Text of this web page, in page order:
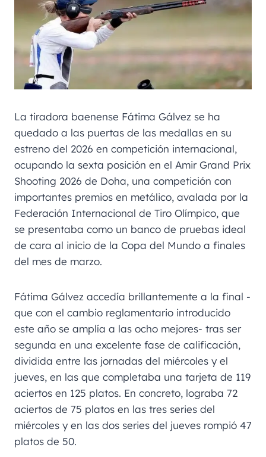
La tiradora baenense Fátima Gálvez se ha
quedado a las puertas de las medallas en su
estreno del 2026 en competición internacional,
ocupando la sexta posición en el Amir Grand Prix
Shooting 2026 de Doha, una competición con
importantes premios en metálico, avalada por la
Federación Internacional de Tiro Olímpico, que
se presentaba como un banco de pruebas ideal
de cara al inicio de la Copa del Mundo a finales
del mes de marzo.
Fátima Gálvez accedía brillantemente a la final -
que con el cambio reglamentario introducido
este año se amplía a las ocho mejores- tras ser
segunda en una excelente fase de calificación,
dividida entre las jornadas del miércoles y el
jueves, en las que completaba una tarjeta de 119
aciertos en 125 platos. En concreto, lograba 72
aciertos de 75 platos en las tres series del
miércoles y en las dos series del jueves rompió 47
platos de 50.